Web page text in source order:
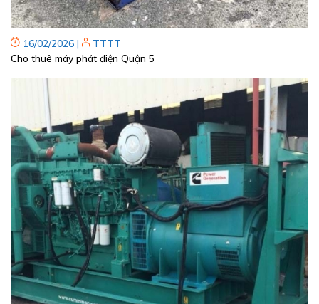
16/02/2026 |
TTTT
Cho thuê máy phát điện Quận 5